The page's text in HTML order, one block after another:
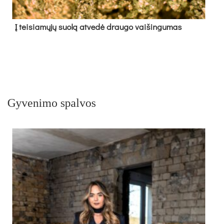
Į tei­sia­mų­jų suo­lą at­ve­dė drau­go vai­šin­gu­mas
Gyvenimo spalvos